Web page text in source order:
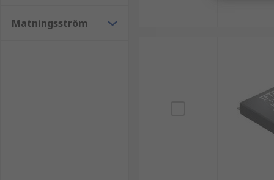
Matningsström